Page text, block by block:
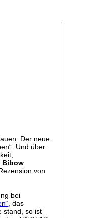
Der neue
Und über
Bibow
von
bei
, das
stand, so ist